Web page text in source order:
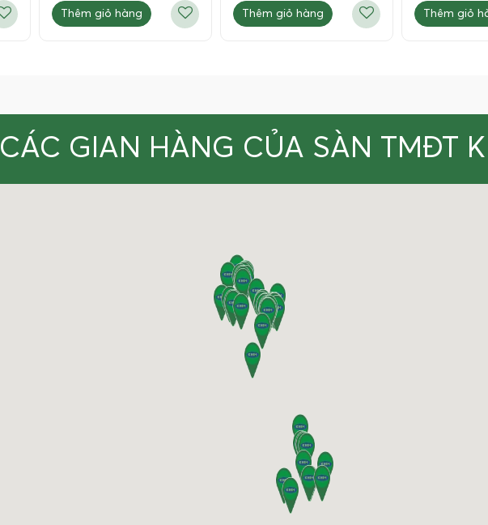
Thêm giỏ hàng Thêm giỏ hàng Thêm giỏ
CÁC GIAN HÀNG CỦA SÀN TMĐT